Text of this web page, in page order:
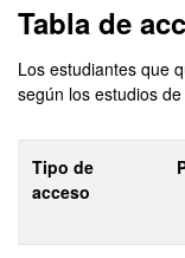
Tabla de
Los estudiantes que
según los estudios
Tipo de
acceso